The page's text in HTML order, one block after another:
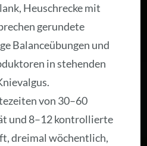
Heuschrecke mit
gerundete
Balanceübungen und
in stehenden
von 30–60
und 8–12 kontrollierte
dreimal wöchentlich,